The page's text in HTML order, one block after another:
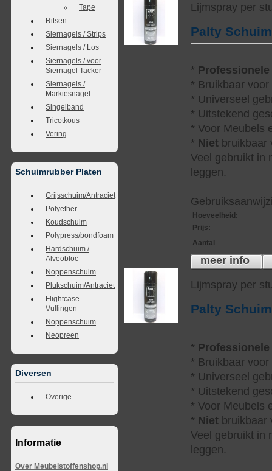
Tape
Ritsen
Siernagels / Strips
Siernagels / Los
Siernagels / voor
Siernagel Tacker
Siernagels /
Markiesnagel
Singelband
Tricotkous
Vering
Schuimrubber Platen
Grijsschuim/Antraciet
Polyether
Koudschuim
Polypress/bondfoam
Hardschuim /
Alveobloc
Noppenschuim
Plukschuim/Antraciet
Flightcase
Vullingen
Noppenschuim
Neopreen
Diversen
Overige
Informatie
Over Meubelstoffenshop.nl
Lijmspray per
Palty
* Professionele
* Bruikbaar
* Universeel
* Uitstekend
* Voor Meubels
* Niet bruikbaar
Veel gebruikt in
leggen.
Hoeveelheid :
Prijs:
Aantal
meer info
Lijmspray per
Palty
* Professionele
* Bruikbaar
* Universeel
* Uitstekend
* Voor Meubels
* Niet bruikbaar
Veel gebruikt in
leggen.